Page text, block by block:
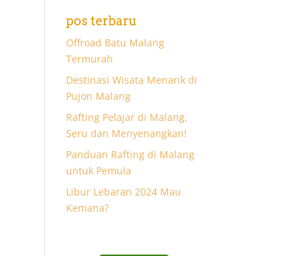
pos terbaru
Offroad Batu Malang
Termurah
Destinasi Wisata Menarik di
Pujon Malang
Rafting Pelajar di Malang,
Seru dan Menyenangkan!
Panduan Rafting di Malang
untuk Pemula
Libur Lebaran 2024 Mau
Kemana?